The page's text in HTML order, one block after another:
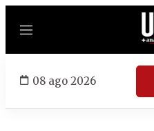
Menú
08 ago 2026